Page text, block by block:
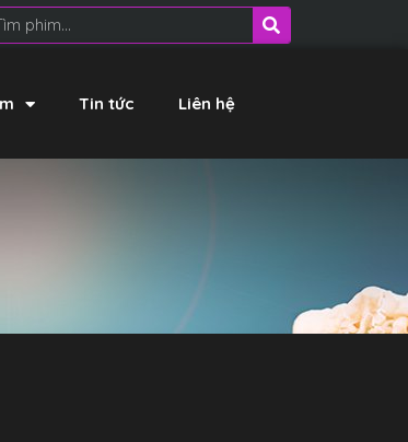
Tin tức Liên hệ